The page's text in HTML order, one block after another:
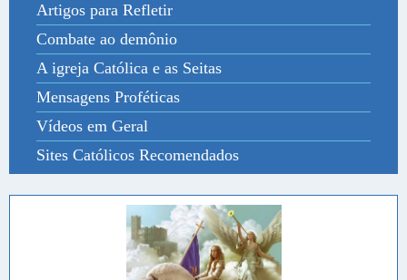
Artigos para Refletir
Combate ao demônio
A igreja Católica e as Seitas
Mensagens Proféticas
Vídeos em Geral
Sites Católicos Recomendados